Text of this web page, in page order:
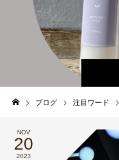
ブログ 注目ワード
NOV
20
2023